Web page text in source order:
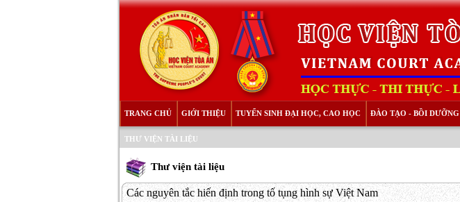
TRANG CHỦ GIỚI THIỆU TUYỂN SINH ĐẠI HỌC, CAO HỌC ĐÀO TẠO - BỒI DƯỠNG
THƯ VIỆN TÀI LIỆU
Thư viện tài liệu
Các nguyên tắc hiến định trong tố tụng hình sự Việt Nam